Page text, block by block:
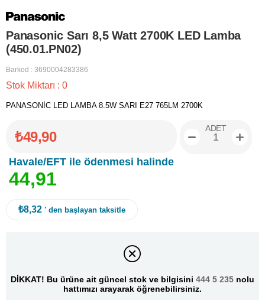
Panasonic Sarı 8,5 Watt 2700K LED Lamba
(450.01.PN02)
Barkod : 3690004283386
Stok Miktarı : 0
PANASONİC LED LAMBA 8.5W SARI E27 765LM 2700K
₺49,90
Havale/EFT ile ödenmesi halinde
44,91
ADET
₺8,32 ' den başlayan taksitle
DİKKAT! Bu ürüne ait güncel stok ve bilgisini 444 5 235 nolu
hattımızı arayarak öğrenebilirsiniz.